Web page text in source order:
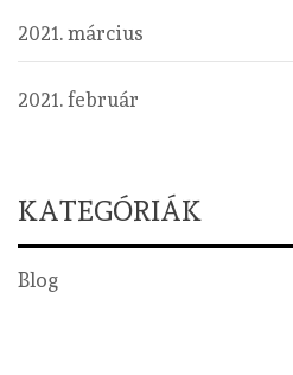
2021. március
2021. február
KATEGÓRIÁK
Blog